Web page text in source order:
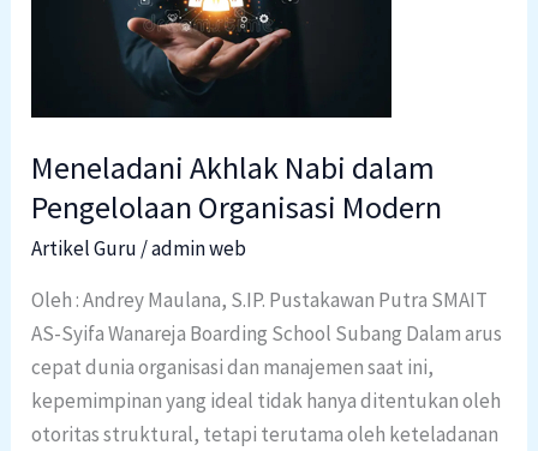
Meneladani Akhlak Nabi dalam
Pengelolaan Organisasi Modern
Artikel Guru /admin web
Oleh : Andrey Maulana, S.IP. Pustakawan Putra SMAIT
AS-Syifa Wanareja Boarding School Subang Dalam arus
cepat dunia organisasi dan manajemen saat ini,
kepemimpinan yang ideal tidak hanya ditentukan oleh
otoritas struktural, tetapi terutama oleh keteladanan
Pengelolaan